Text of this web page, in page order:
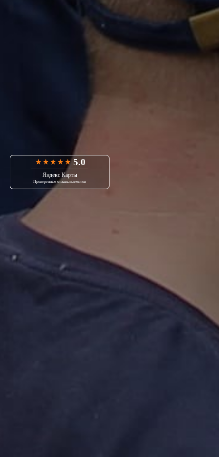
5.0
Яндекс Карты
Проверенные отзывы клиентов